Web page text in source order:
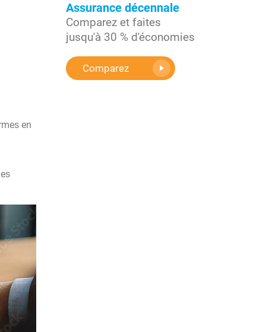
/ Terrassement, espaces verts…
en
Assurance décennale
Comparez et faites
jusqu'à 30 % d'économies
Comparez